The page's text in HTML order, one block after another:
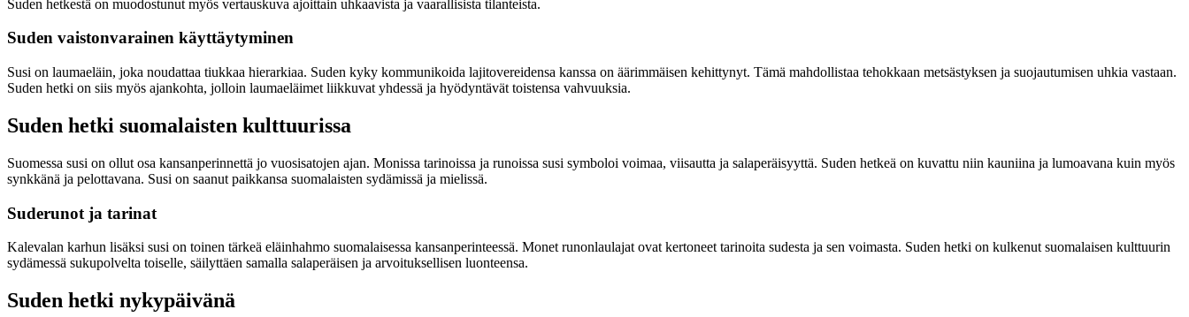
Suden hetkestä on muodostunut myös vertauskuva ajoittain uhkaavista ja vaarallisista tilanteista.
Suden vaistonvarainen käyttäytyminen
Susi on laumaeläin, joka noudattaa tiukkaa hierarkiaa. Suden kyky kommunikoida lajitovereidensa kanssa on äärimmäisen kehittynyt. Tämä mahdollistaa tehokkaan metsästyksen ja suojautumisen uhkia vastaan.
Suden hetki on siis myös ajankohta, jolloin laumaeläimet liikkuvat yhdessä ja hyödyntävät toistensa vahvuuksia.
Suden hetki suomalaisten kulttuurissa
Suomessa susi on ollut osa kansanperinnettä jo vuosisatojen ajan. Monissa tarinoissa ja runoissa susi symboloi voimaa, viisautta ja salaperäisyyttä. Suden hetkeä on kuvattu niin kauniina ja lumoavana kuin myös
synkkänä ja pelottavana. Susi on saanut paikkansa suomalaisten sydämissä ja mielissä.
Suderunot ja tarinat
Kalevalan karhun lisäksi susi on toinen tärkeä eläinhahmo suomalaisessa kansanperinteessä. Monet runonlaulajat ovat kertoneet tarinoita sudesta ja sen voimasta. Suden hetki on kulkenut suomalaisen kulttuurin
sydämessä sukupolvelta toiselle, säilyttäen samalla salaperäisen ja arvoituksellisen luonteensa.
Suden hetki nykypäivänä